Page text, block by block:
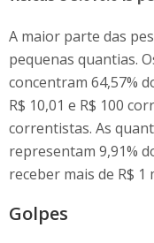
A maior parte das
pequenas quantias.
concentram 64,57%
R$ 10,01 e R$ 100
correntistas. As
representam 9,91%
receber mais de R$ 1
Golpes